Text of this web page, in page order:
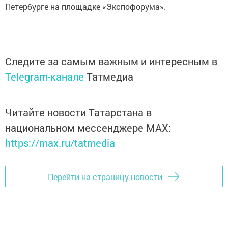
Петербурге на площадке «Экспофорума».
Следите за самым важным и интересным в
Telegram-канале Татмедиа
Читайте новости Татарстана в
национальном мессенджере MАХ:
https://max.ru/tatmedia
Перейти на страницу новости